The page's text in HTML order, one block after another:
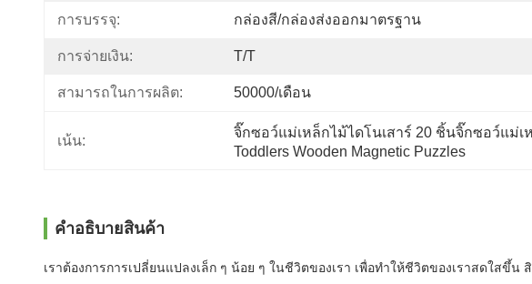
การบรรจุ: กล่องสี/กล่องส่งออกมาตรฐาน
การจ่ายเงิน: T/T
สามารถในการผลิต: 50000/เดือน
เน้น:
จิ๊กซอว์แม่เหล็กไม้ไดโนเสาร์ 20 ชิ้นจิ๊กซอว์แม่
Toddlers Wooden Magnetic Puzzles
คําอธิบายสินค้า
เราต้องการการเปลี่ยนแปลงเล็ก ๆ น้อย ๆ ในชีวิตของเรา เพื่อทําให้ชีวิตของเราสดใ